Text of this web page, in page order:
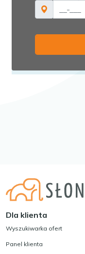
Dla klienta
Wyszukiwarka ofert
Panel klienta